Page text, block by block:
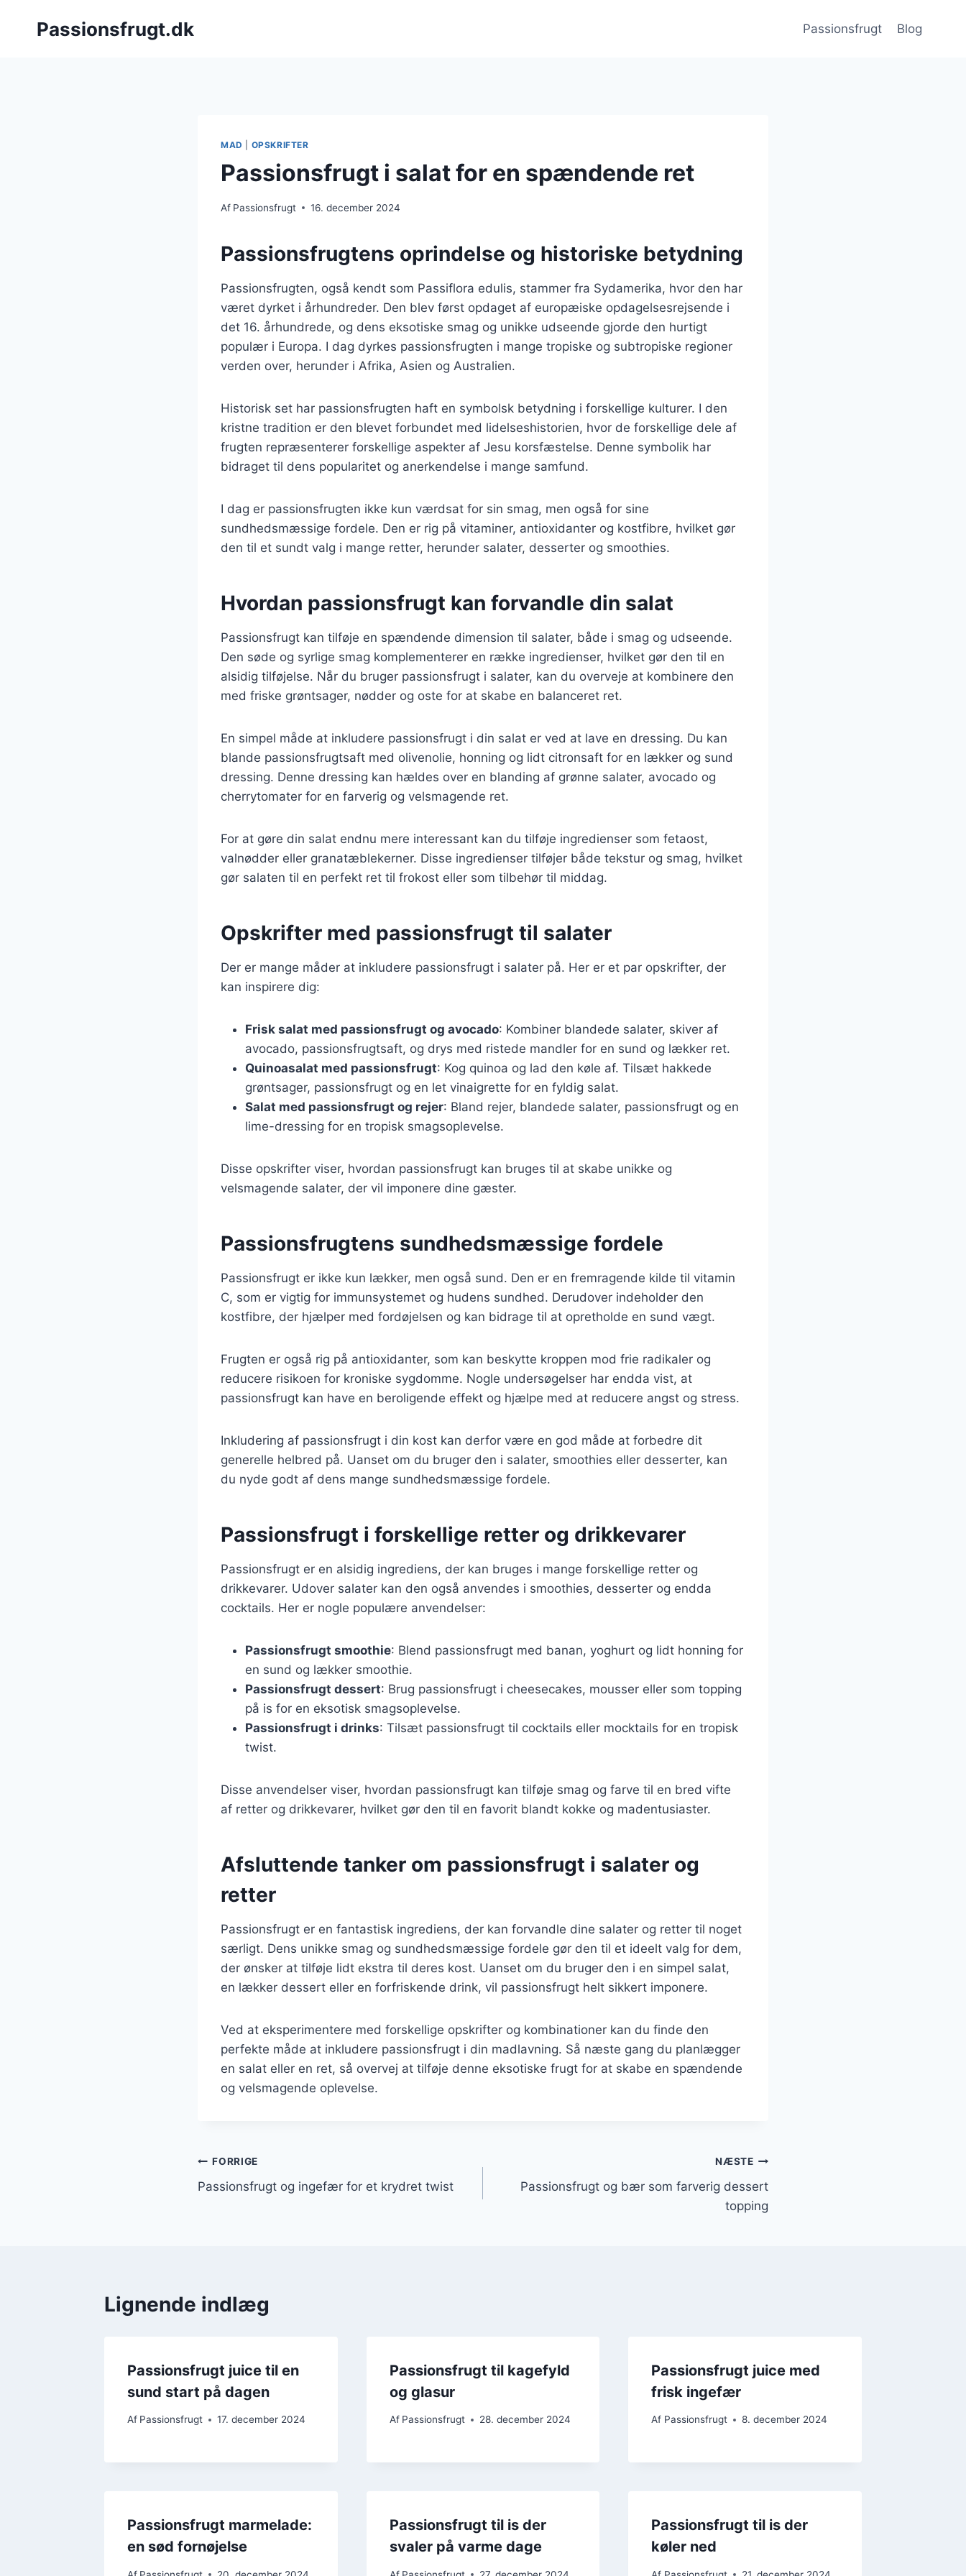
Passionsfrugt.dk Passionsfrugt Blog
MAD OPSKRIFTER
Passionsfrugt i salat for en spændende ret
Af Passionsfrugt 16. december 2024
Passionsfrugtens oprindelse og historiske betydning
Passionsfrugten, også kendt som Passiflora edulis, stammer fra Sydamerika, hvor den har
været dyrket i århundreder. Den blev først opdaget af europæiske opdagelsesrejsende i
det 16. århundrede, og dens eksotiske smag og unikke udseende gjorde den hurtigt
populær i Europa. I dag dyrkes passionsfrugten i mange tropiske og subtropiske regioner
verden over, herunder i Afrika, Asien og Australien.
Historisk set har passionsfrugten haft en symbolsk betydning i forskellige kulturer. I den
kristne tradition er den blevet forbundet med lidelseshistorien, hvor de forskellige dele af
frugten repræsenterer forskellige aspekter af Jesu korsfæstelse. Denne symbolik har
bidraget til dens popularitet og anerkendelse i mange samfund.
I dag er passionsfrugten ikke kun værdsat for sin smag, men også for sine
sundhedsmæssige fordele. Den er rig på vitaminer, antioxidanter og kostfibre, hvilket gør
den til et sundt valg i mange retter, herunder salater, desserter og smoothies.
Hvordan passionsfrugt kan forvandle din salat
Passionsfrugt kan tilføje en spændende dimension til salater, både i smag og udseende.
Den søde og syrlige smag komplementerer en række ingredienser, hvilket gør den til en
alsidig tilføjelse. Når du bruger passionsfrugt i salater, kan du overveje at kombinere den
med friske grøntsager, nødder og oste for at skabe en balanceret ret.
En simpel måde at inkludere passionsfrugt i din salat er ved at lave en dressing. Du kan
blande passionsfrugtsaft med olivenolie, honning og lidt citronsaft for en lækker og sund
dressing. Denne dressing kan hældes over en blanding af grønne salater, avocado og
cherrytomater for en farverig og velsmagende ret.
For at gøre din salat endnu mere interessant kan du tilføje ingredienser som fetaost,
valnødder eller granatæblekerner. Disse ingredienser tilføjer både tekstur og smag, hvilket
gør salaten til en perfekt ret til frokost eller som tilbehør til middag.
Opskrifter med passionsfrugt til salater
Der er mange måder at inkludere passionsfrugt i salater på. Her er et par opskrifter, der
kan inspirere dig:
Frisk salat med passionsfrugt og avocado: Kombiner blandede salater, skiver af
avocado, passionsfrugtsaft, og drys med ristede mandler for en sund og lækker ret.
Quinoasalat med passionsfrugt: Kog quinoa og lad den køle af. Tilsæt hakkede
grøntsager, passionsfrugt og en let vinaigrette for en fyldig salat.
Salat med passionsfrugt og rejer: Bland rejer, blandede salater, passionsfrugt og en
lime-dressing for en tropisk smagsoplevelse.
Disse opskrifter viser, hvordan passionsfrugt kan bruges til at skabe unikke og
velsmagende salater, der vil imponere dine gæster.
Passionsfrugtens sundhedsmæssige fordele
Passionsfrugt er ikke kun lækker, men også sund. Den er en fremragende kilde til vitamin
C, som er vigtig for immunsystemet og hudens sundhed. Derudover indeholder den
kostfibre, der hjælper med fordøjelsen og kan bidrage til at opretholde en sund vægt.
Frugten er også rig på antioxidanter, som kan beskytte kroppen mod frie radikaler og
reducere risikoen for kroniske sygdomme. Nogle undersøgelser har endda vist, at
passionsfrugt kan have en beroligende effekt og hjælpe med at reducere angst og stress.
Inkludering af passionsfrugt i din kost kan derfor være en god måde at forbedre dit
generelle helbred på. Uanset om du bruger den i salater, smoothies eller desserter, kan
du nyde godt af dens mange sundhedsmæssige fordele.
Passionsfrugt i forskellige retter og drikkevarer
Passionsfrugt er en alsidig ingrediens, der kan bruges i mange forskellige retter og
drikkevarer. Udover salater kan den også anvendes i smoothies, desserter og endda
cocktails. Her er nogle populære anvendelser:
Passionsfrugt smoothie: Blend passionsfrugt med banan, yoghurt og lidt honning for
en sund og lækker smoothie.
Passionsfrugt dessert: Brug passionsfrugt i cheesecakes, mousser eller som topping
på is for en eksotisk smagsoplevelse.
Passionsfrugt i drinks: Tilsæt passionsfrugt til cocktails eller mocktails for en tropisk
twist.
Disse anvendelser viser, hvordan passionsfrugt kan tilføje smag og farve til en bred vifte
af retter og drikkevarer, hvilket gør den til en favorit blandt kokke og madentusiaster.
Afsluttende tanker om passionsfrugt i salater og
retter
Passionsfrugt er en fantastisk ingrediens, der kan forvandle dine salater og retter til noget
særligt. Dens unikke smag og sundhedsmæssige fordele gør den til et ideelt valg for dem,
der ønsker at tilføje lidt ekstra til deres kost. Uanset om du bruger den i en simpel salat,
en lækker dessert eller en forfriskende drink, vil passionsfrugt helt sikkert imponere.
Ved at eksperimentere med forskellige opskrifter og kombinationer kan du finde den
perfekte måde at inkludere passionsfrugt i din madlavning. Så næste gang du planlægger
en salat eller en ret, så overvej at tilføje denne eksotiske frugt for at skabe en spændende
og velsmagende oplevelse.
Indlægsnavigation
FORRIGE
Passionsfrugt og ingefær for et krydret twist
NÆSTE
Passionsfrugt og bær som farverig dessert
topping
Lignende indlæg
Passionsfrugt juice til en
sund start på dagen
Af Passionsfrugt 17. december 2024
Passionsfrugt til kagefyld
og glasur
Af Passionsfrugt 28. december 2024
Passionsfrugt juice med
frisk ingefær
Af Passionsfrugt 8. december 2024
Passionsfrugt marmelade:
en sød fornøjelse
Passionsfrugt til is der
svaler på varme dage
Passionsfrugt til is der
køler ned